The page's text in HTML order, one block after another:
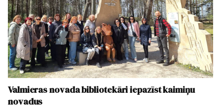
Valmieras novada bibliotekāri iepazīst kaimiņu
novadus